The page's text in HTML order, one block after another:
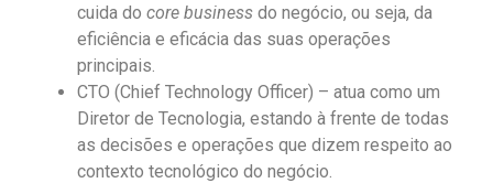
cuida do core business do negócio, ou seja, da
eficiência e eficácia das suas operações
principais.
CTO (Chief Technology Officer) – atua como um
Diretor de Tecnologia, estando à frente de todas
as decisões e operações que dizem respeito ao
contexto tecnológico do negócio.